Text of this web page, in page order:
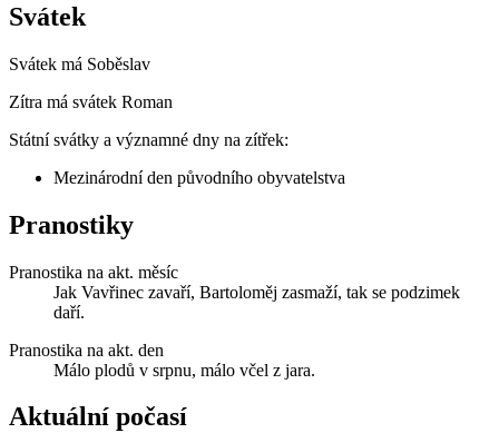
Svátek
Svátek má Soběslav
Zítra má svátek Roman
Státní svátky a významné dny na zítřek:
Mezinárodní den původního obyvatelstva
Pranostiky
Pranostika na akt. měsíc
Jak Vavřinec zavaří, Bartoloměj zasmaží, tak se podzimek
daří.
Pranostika na akt. den
Málo plodů v srpnu, málo včel z jara.
Aktuální počasí